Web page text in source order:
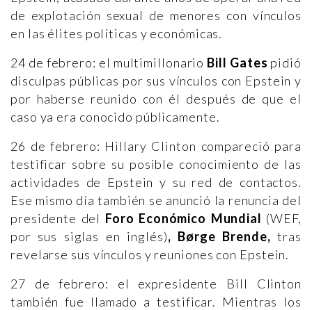
de explotación sexual de menores con vínculos
en las élites políticas y económicas.
24 de febrero: el multimillonario Bill Gates pidió
disculpas públicas por sus vínculos con Epstein y
por haberse reunido con él después de que el
caso ya era conocido públicamente.
26 de febrero: Hillary Clinton compareció para
testificar sobre su posible conocimiento de las
actividades de Epstein y su red de contactos.
Ese mismo día también se anunció la renuncia del
presidente del Foro Económico Mundial (WEF,
por sus siglas en inglés), Børge Brende, tras
revelarse sus vínculos y reuniones con Epstein.
27 de febrero: el expresidente Bill Clinton
también fue llamado a testificar. Mientras los